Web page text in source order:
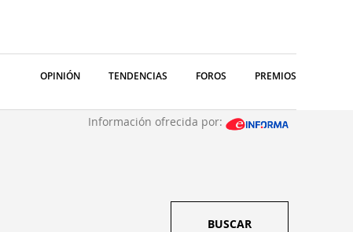
OPINIÓN TENDENCIAS FOROS PREMIOS
Información ofrecida por:
BUSCAR